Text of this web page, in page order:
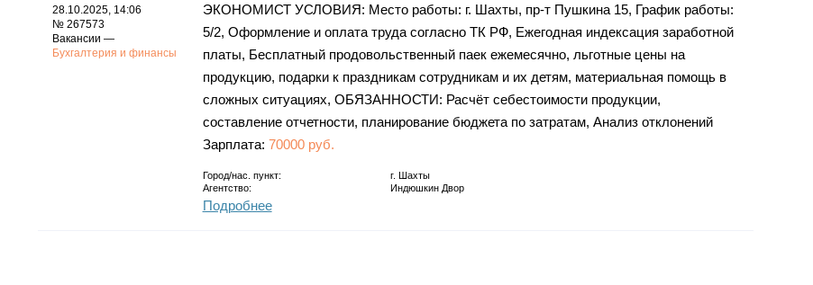
28.10.2025, 14:06
№ 267573
Вакансии —
Бухгалтерия и финансы
ЭКОНОМИСТ УСЛОВИЯ: Место работы: г. Шахты, пр-т Пушкина 15, График работы:
5/2, Оформление и оплата труда согласно ТК РФ, Ежегодная индексация заработной
платы, Бесплатный продовольственный паек ежемесячно, льготные цены на
продукцию, подарки к праздникам сотрудникам и их детям, материальная помощь в
сложных ситуациях, ОБЯЗАННОСТИ: Расчёт себестоимости продукции,
составление отчетности, планирование бюджета по затратам, Анализ отклонений
Зарплата: 70000 руб.
Город/нас. пункт: г. Шахты
Агентство:
Индюшкин Двор
Подробнее